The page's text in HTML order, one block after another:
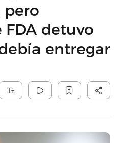
pero
detuvo
entregar